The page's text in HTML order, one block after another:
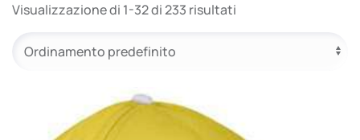
Visualizzazione di 1-32 di 233 risultati